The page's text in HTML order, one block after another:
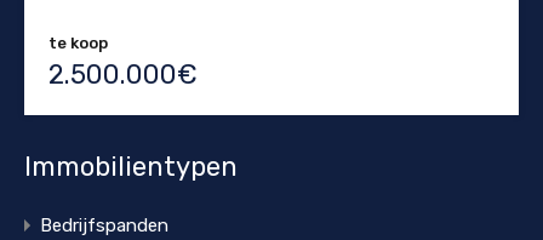
te koop
2.500.000€
Immobilientypen
Bedrijfspanden